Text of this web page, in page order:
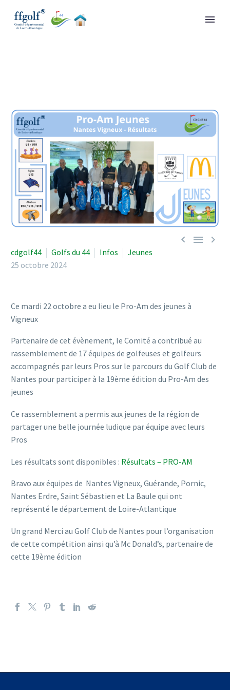
  
cdgolf44 Golfs du 44 Infos
Jeunes
25 octobre 2024
Ce mardi 22 octobre a eu lieu le Pro-Am des jeunes à
Vigneux
Partenaire de cet évènement, le Comité a contribué au
rassemblement de 17 équipes de golfeuses et golfeurs
accompagnés par leurs Pros sur le parcours du Golf Club de
Nantes pour participer à la 19ème édition du Pro-Am des
jeunes
Ce rassemblement a permis aux jeunes de la région de
partager une belle journée ludique par équipe avec leurs
Pros
Les résultats sont disponibles : Résultats – PRO-AM
Bravo aux équipes de Nantes Vigneux, Guérande, Pornic,
Nantes Erdre, Saint Sébastien et La Baule qui ont
représenté le département de Loire-Atlantique
Un grand Merci au Golf Club de Nantes pour l’organisation
de cette compétition ainsi qu’à Mc Donald’s, partenaire de
cette 19ème édition